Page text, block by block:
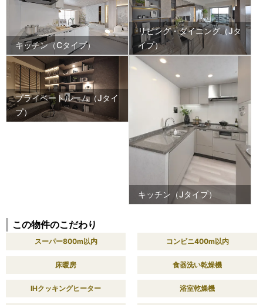
キッチン（Cタイプ）
リビング・ダイニング（Jタ
イプ）
プライベートルーム（Jタイ
プ）
キッチン（Jタイプ）
この物件のこだわり
スーパー800m以内 コンビニ400m以内
床暖房 食器洗い乾燥機
IHクッキングヒーター 浴室乾燥機